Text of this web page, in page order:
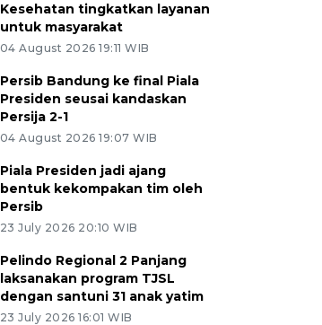
Kesehatan tingkatkan layanan
untuk masyarakat
04 August 2026 19:11 WIB
Persib Bandung ke final Piala
Presiden seusai kandaskan
Persija 2-1
04 August 2026 19:07 WIB
Piala Presiden jadi ajang
bentuk kekompakan tim oleh
Persib
23 July 2026 20:10 WIB
Pelindo Regional 2 Panjang
laksanakan program TJSL
dengan santuni 31 anak yatim
23 July 2026 16:01 WIB